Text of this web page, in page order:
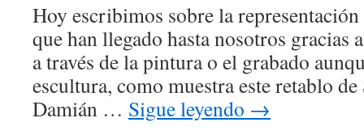
Hoy escribimos sobre la representación
que han llegado hasta nosotros gracias
a través de la pintura o el grabado
escultura, como muestra este retablo
Damián … Sigue leyendo →